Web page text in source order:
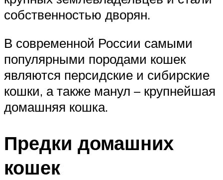
собственностью дворян.
В современной России самыми
популярными породами кошек
являются персидские и сибирские
кошки, а также манул – крупнейшая
домашняя кошка.
Предки домашних
кошек